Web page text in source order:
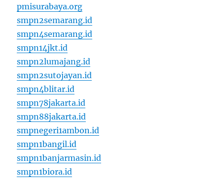
pmisurabaya.org
smpn2semarang.id
smpn4semarang.id
smpn14jkt.id
smpn2lumajang.id
smpn2sutojayan.id
smpn4blitar.id
smpn78jakarta.id
smpn88jakarta.id
smpnegeri1ambon.id
smpn1bangil.id
smpn1banjarmasin.id
smpn1biora.id